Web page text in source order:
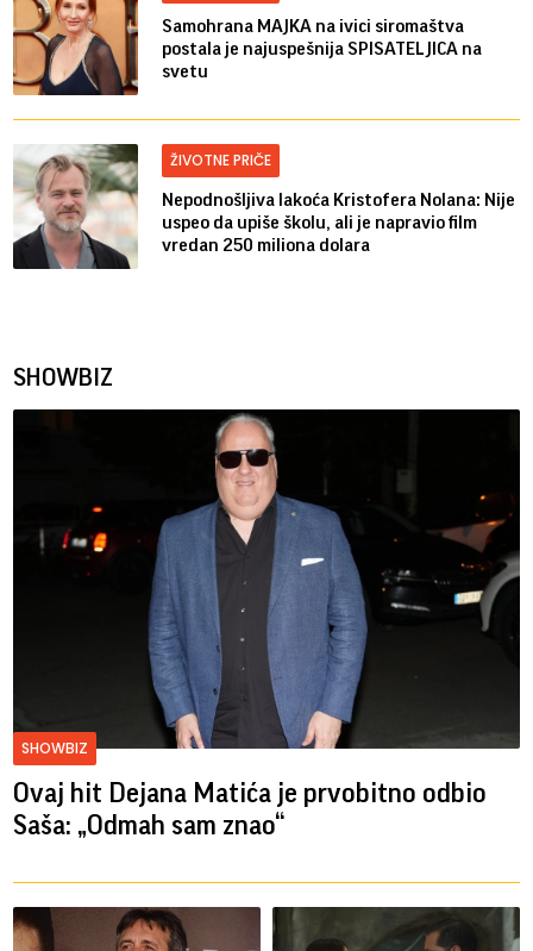
Samohrana MAJKA na ivici siromaštva
postala je najuspešnija SPISATELJICA na
svetu
ŽIVOTNE PRIČE
Nepodnošljiva lakoća Kristofera Nolana: Nije
uspeo da upiše školu, ali je napravio film
vredan 250 miliona dolara
SHOWBIZ
SHOWBIZ
Ovaj hit Dejana Matića je prvobitno odbio
Saša: „Odmah sam znao“